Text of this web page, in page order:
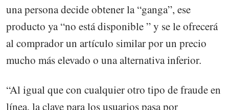
una persona decide obtener la “ganga”, ese
producto ya “no está disponible ” y se le ofrecerá
al comprador un artículo similar por un precio
mucho más elevado o una alternativa inferior.
“Al igual que con cualquier otro tipo de fraude en
línea, la clave para los usuarios pasa por